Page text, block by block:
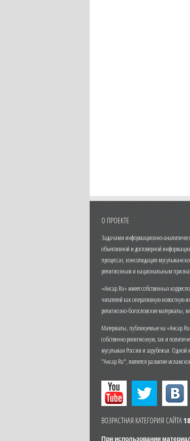
О ПРОЕКТЕ
Задачами информационно-
объективной и достоверной
процессах, консолидация
религиозным и национальным
«Ансар.Ru» имеет собственных
читателей как оперативную новостную
религиозно-богословские материалы,
Материалы, публикуемые на
собственно религиозную, так и
мусульман России и зарубежья. Одной
"Ансар.Ru", является развитие
ВОЗРАСТНАЯ КАТЕГОРИЯ САЙТА
При использовании